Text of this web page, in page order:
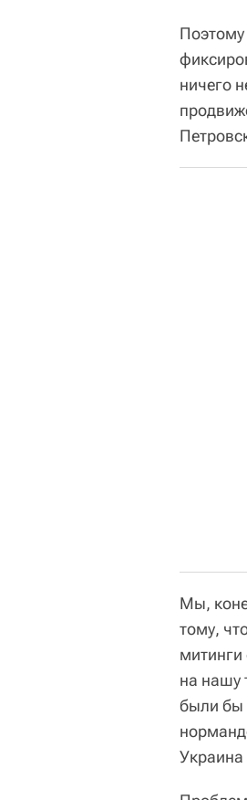
Поэтому
ничего
Мы,
тому,
на нашу
были бы
Украина